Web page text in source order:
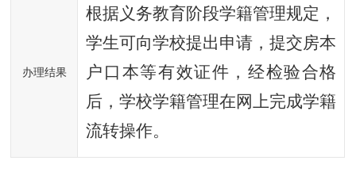
办理结果
根据义务教育阶段学籍管理规定，
学生可向学校提出申请，提交房本
户口本等有效证件，经检验合格
后，学校学籍管理在网上完成学籍
流转操作。